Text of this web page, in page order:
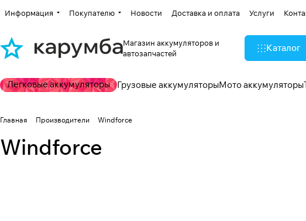
Информация Покупателю Новости Доставка и оплата Услуги
Магазин аккумуляторов и
автозапчастей
Каталог
Легковые аккумуляторы Грузовые аккумуляторыМото аккумуляторы
Главная Производители Windforce
Windforce